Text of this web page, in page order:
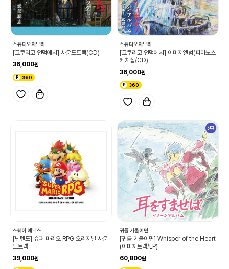
스튜디오지브리
[코쿠리코 언덕에서] 사운드트랙(CD)
36,000
360
스튜디오지브리
[코쿠리코 언덕에서] 이미지앨범(피아노스
케치집/CD)
36,000
360
스퀘어 에닉스
[닌텐도] 슈퍼 마리오 RPG 오리지널 사운
드트랙
39,000
신규
귀를 기울이면
[귀를 기울이면] Whisper of the Heart
(이미지트랙/LP)
60,800